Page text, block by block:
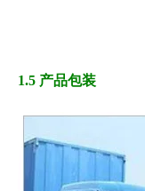
1.5 产品包装